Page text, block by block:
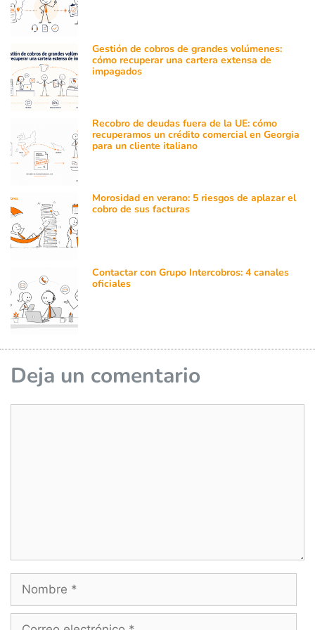
Gestión de cobros de grandes volúmenes:
cómo recuperar una cartera extensa de
impagados
Recobro de deudas fuera de la UE: cómo
recuperamos un crédito comercial en Georgia
para un cliente italiano
Morosidad en verano: 5 riesgos de aplazar el
cobro de sus facturas
Contactar con Grupo Intercobros: 4 canales
oficiales
Deja un comentario